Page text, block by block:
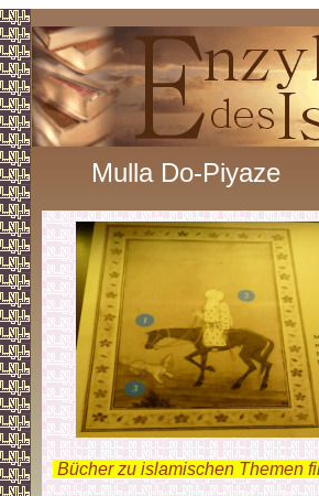
Mulla Do-Piyaze
Bücher zu islamischen Themen